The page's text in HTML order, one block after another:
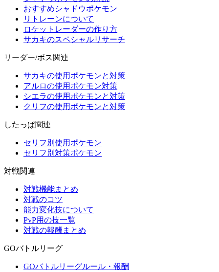
おすすめシャドウポケモン
リトレーンについて
ロケットレーダーの作り方
サカキのスペシャルリサーチ
リーダー/ボス関連
サカキの使用ポケモンと対策
アルロの使用ポケモン対策
シエラの使用ポケモンと対策
クリフの使用ポケモンと対策
したっぱ関連
セリフ別使用ポケモン
セリフ別対策ポケモン
対戦関連
対戦機能まとめ
対戦のコツ
能力変化技について
PvP用の技一覧
対戦の報酬まとめ
GOバトルリーグ
GOバトルリーグルール・報酬